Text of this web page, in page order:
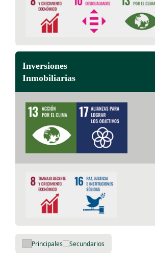
Inversiones
Inmobiliarias
Principales Secundarios